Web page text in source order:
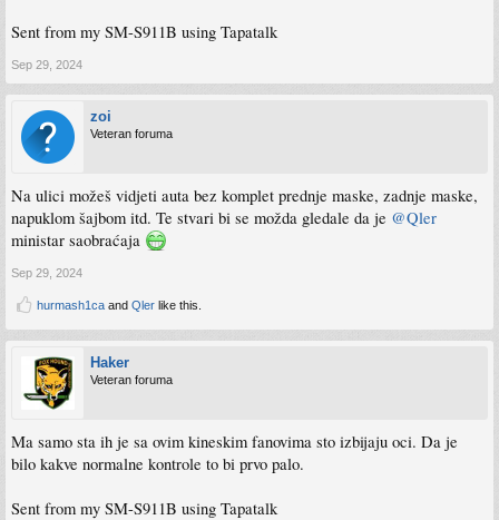
Sent from my SM-S911B using Tapatalk
Sep 29, 2024
zoi
Veteran foruma
Na ulici možeš vidjeti auta bez komplet prednje maske, zadnje maske,
napuklom šajbom itd. Te stvari bi se možda gledale da je @Qler
ministar saobraćaja
Sep 29, 2024
hurmash1ca and Qler like this.
Haker
Veteran foruma
Ma samo sta ih je sa ovim kineskim fanovima sto izbijaju oci. Da je
bilo kakve normalne kontrole to bi prvo palo.
Sent from my SM-S911B using Tapatalk